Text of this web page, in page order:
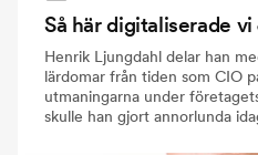
Så här digitaliserade vi
Henrik Ljungdahl delar han
lärdomar från tiden som CIO
utmaningarna under
skulle han gjort annorlunda